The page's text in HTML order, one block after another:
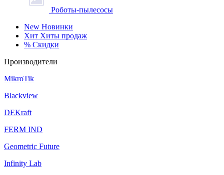
Роботы-пылесосы
New Новинки
Хит Хиты продаж
% Скидки
Производители
MikroTik
Blackview
DEKraft
FERM IND
Geometric Future
Infinity Lab